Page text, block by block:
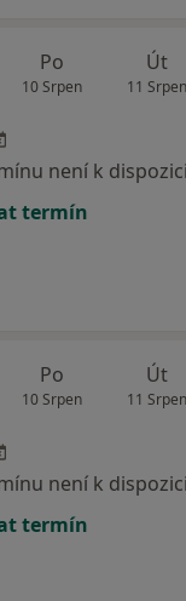
Po
10 Srpen
Út
11 Srpen
není k dispozici
termín
Po
10 Srpen
Út
11 Srpen
není k dispozici
termín